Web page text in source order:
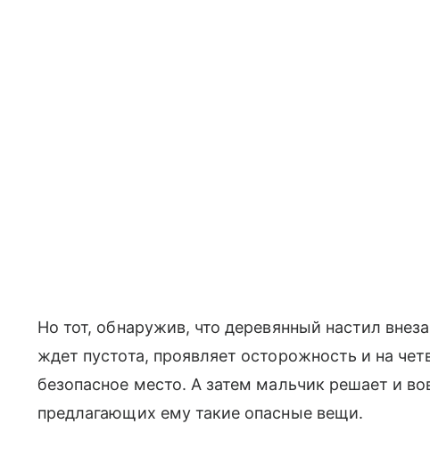
Но тот, обнаружив, что деревянный настил
ждет пустота, проявляет осторожность и на
безопасное место. А затем мальчик решает и
предлагающих ему такие опасные вещи.